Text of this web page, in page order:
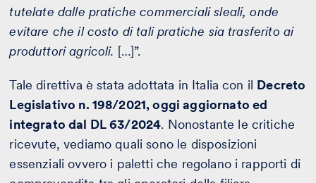
tutelate dalle pratiche commerciali sleali, onde
evitare che il costo di tali pratiche sia trasferito ai
produttori agricoli. […]”.
Tale direttiva è stata adottata in Italia con il Decreto
Legislativo n. 198/2021, oggi aggiornato ed
integrato dal DL 63/2024. Nonostante le critiche
ricevute, vediamo quali sono le disposizioni
essenziali ovvero i paletti che regolano i rapporti di